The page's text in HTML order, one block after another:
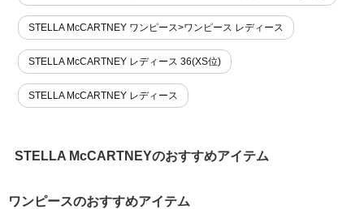
STELLA McCARTNEY ワンピース>ワンピース レディース
STELLA McCARTNEY レディース 36(XS位)
STELLA McCARTNEY レディース
STELLA McCARTNEYのおすすめアイテム
ワンピースのおすすめアイテム